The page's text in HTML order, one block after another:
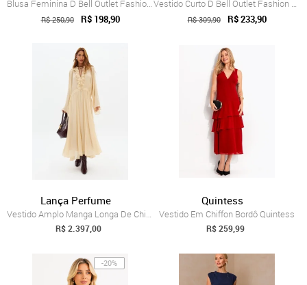
Blusa Feminina D Bell Outlet Fashion Rom...
R$ 250,90 R$ 198,90
Vestido Curto D Bell Outlet Fashion Chif...
R$ 309,90 R$ 233,90
Lança Perfume
Vestido Amplo Manga Longa De Chiffon Lan...
R$ 2.397,00
Quintess
Vestido Em Chiffon Bordô Quintess
R$ 259,99
-20%